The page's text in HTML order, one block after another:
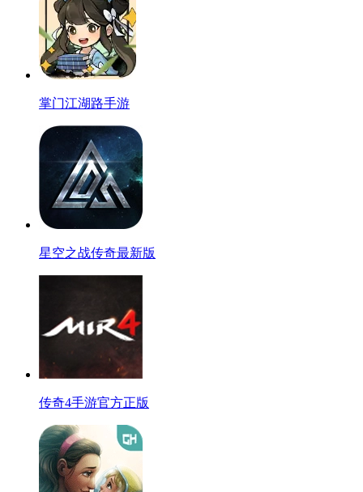
掌门江湖路手游
星空之战传奇最新版
传奇4手游官方正版